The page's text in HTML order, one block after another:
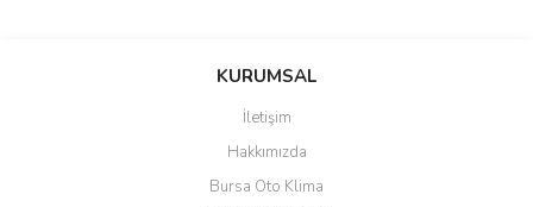
Bu ürüne ilk yorumu siz yapın!
Yorum Yaz
KURUMSAL
İletişim
Hakkımızda
Bursa Oto Klima